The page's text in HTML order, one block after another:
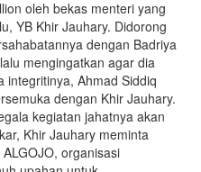
oleh bekas menteri yang
YB Khir Jauhary. Didorong
dengan Badriya
mengingatkan agar dia
integritinya, Ahmad Siddiq
dengan Khir Jauhary.
kegiatan jahatnya akan
Khir Jauhary meminta
organisasi